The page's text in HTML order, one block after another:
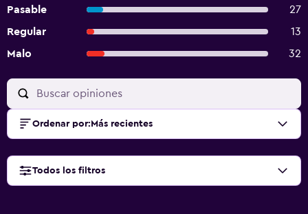
Pasable
27
Regular
13
Malo
32
Ordenar por: Más recientes
Todos los filtros